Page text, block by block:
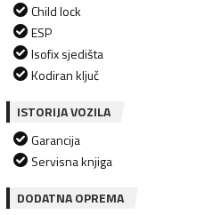
Child lock
ESP
Isofix sjedišta
Kodiran ključ
ISTORIJA VOZILA
Garancija
Servisna knjiga
DODATNA OPREMA